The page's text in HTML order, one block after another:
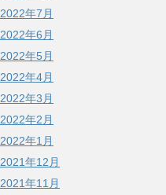
2022年7月
2022年6月
2022年5月
2022年4月
2022年3月
2022年2月
2022年1月
2021年12月
2021年11月